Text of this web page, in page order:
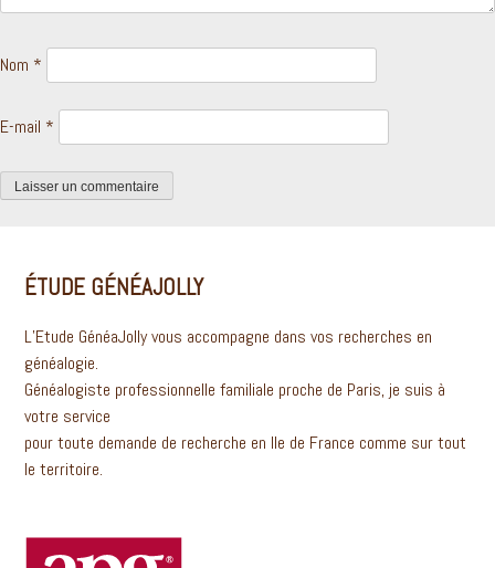
Nom *
E-mail *
ÉTUDE GÉNÉAJOLLY
L’Etude GénéaJolly vous accompagne dans vos recherches en
généalogie.
Généalogiste professionnelle familiale proche de Paris, je suis à
votre service
pour toute demande de recherche en Ile de France comme sur tout
le territoire.